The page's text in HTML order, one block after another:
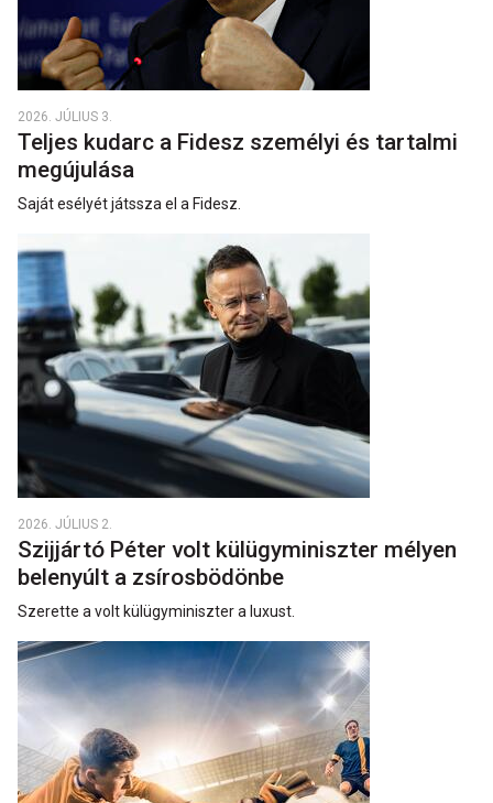
2026. JÚLIUS 3.
Teljes kudarc a Fidesz személyi és tartalmi
megújulása
Saját esélyét játssza el a Fidesz.
2026. JÚLIUS 2.
Szijjártó Péter volt külügyminiszter mélyen
belenyúlt a zsírosbödönbe
Szerette a volt külügyminiszter a luxust.